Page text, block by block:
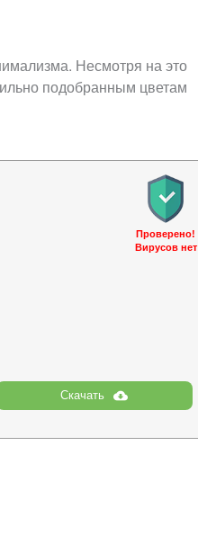
Несмотря на это
подобранным цветам
Проверено!
Вирусов нет
Скачать